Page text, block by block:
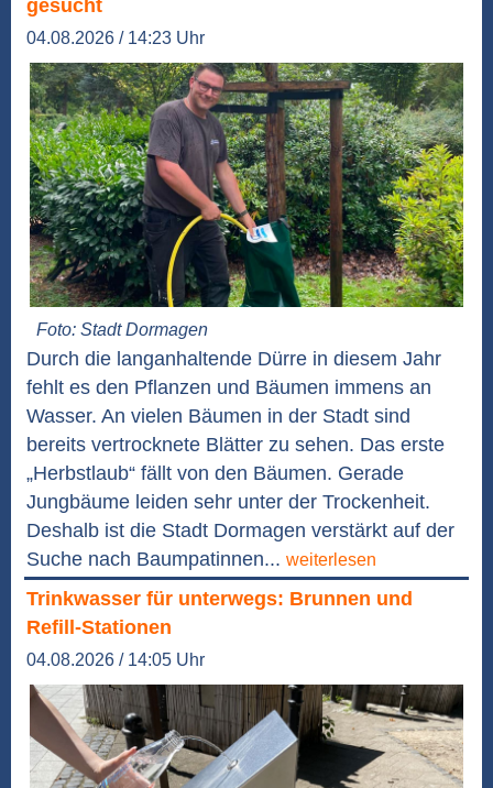
gesucht
04.08.2026 / 14:23 Uhr
Foto: Stadt Dormagen
Durch die langanhaltende Dürre in diesem Jahr
fehlt es den Pflanzen und Bäumen immens an
Wasser. An vielen Bäumen in der Stadt sind
bereits vertrocknete Blätter zu sehen. Das erste
„Herbstlaub“ fällt von den Bäumen. Gerade
Jungbäume leiden sehr unter der Trockenheit.
Deshalb ist die Stadt Dormagen verstärkt auf der
Suche nach Baumpatinnen... weiterlesen
Trinkwasser für unterwegs: Brunnen und
Refill-Stationen
04.08.2026 / 14:05 Uhr